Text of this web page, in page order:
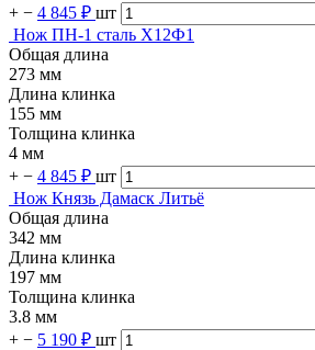
+ − 4 845 ₽ шт
Нож ПН-1 сталь Х12Ф1
Общая длина
273 мм
Длина клинка
155 мм
Толщина клинка
4 мм
+ − 4 845 ₽ шт
Нож Князь Дамаск Литьё
Общая длина
342 мм
Длина клинка
197 мм
Толщина клинка
3.8 мм
+ − 5 190 ₽ шт